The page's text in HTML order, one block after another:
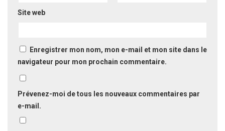
Site web
Enregistrer mon nom, mon e-mail et mon site dans le
navigateur pour mon prochain commentaire.
Prévenez-moi de tous les nouveaux commentaires par
e-mail.